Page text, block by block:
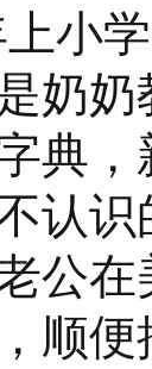
小
奶
典
认
公
顺